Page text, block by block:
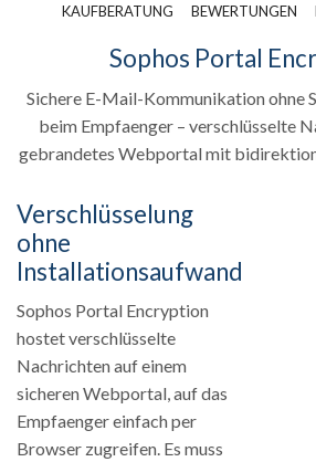
KAUFBERATUNG
BEWERTUNGEN
Sophos Portal
Sichere E-Mail-Kommunikation ohne
beim Empfaenger – verschlüsselte
gebrandetes Webportal mit
Verschlüsselung
ohne
Installationsaufwand
Sophos Portal Encryption
hostet verschlüsselte
Nachrichten auf einem
sicheren Webportal, auf das
Empfaenger einfach per
Browser zugreifen. Es muss